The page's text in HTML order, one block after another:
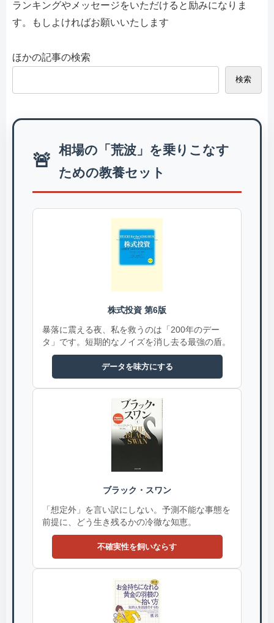
ランキングやメッセージをいただけると励みになりま
す。もしよければお願いいたします
ほかの記事の検索
検索
🚨
相場の「荒波」を乗りこなす
ための教養セット
株式投資 第6版
暴落に震える夜、私を救うのは「200年のデー
タ」です。短期的なノイズを消し去る最強の盾。
データを味方にする
ブラック・スワン
「想定外」を言い訳にしない。予測不能な事態を
前提に、どう生き残るかの冷徹な知恵。
不確実性を飼いならす